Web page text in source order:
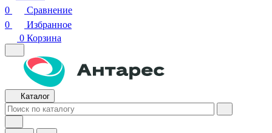
0
Сравнение
0
Избранное
0 Корзина
Каталог